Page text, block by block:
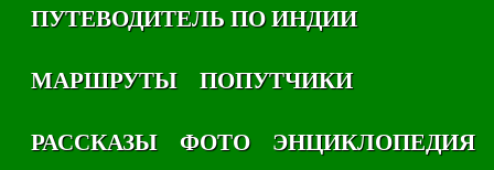
ПУТЕВОДИТЕЛЬ ПО ИНДИИ
МАРШРУТЫ
ПОПУТЧИКИ
РАССКАЗЫ
ФОТО
ЭНЦИКЛОПЕДИЯ